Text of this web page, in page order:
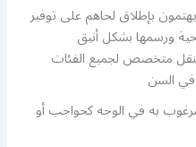
بإطلاق لحاهم على توفير
ورسمها بشكل أنيق
متخصص لجميع الفئات
في السن
به في الوجه كحواجب أو